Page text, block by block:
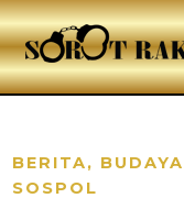
BERITA, BUDAYA
SOSPOL